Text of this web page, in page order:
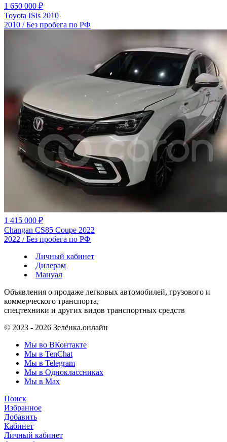
1 650 000 ₽
Toyota ISis 2010
2010 / Без пробега по РФ
1 415 000 ₽
Changan CS85 Coupe 2022
2022 / Без пробега по РФ
Личный кабинет
Дилерам
Мануал
Объявления о продаже легковых автомобилей, грузового и
коммерческого транспорта,
спецтехники и других видов транспортных средств
© 2023 - 2026 Зелёнка.онлайн
Мы во ВКонтакте
Мы в TenChat
Мы в Telegram
Мы в Одноклассниках
Мы в Max
Поиск
Избранное
Добавить
Кабинет
Личный кабинет